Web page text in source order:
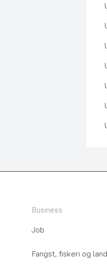
Business
Job
Fangst, fiskeri og